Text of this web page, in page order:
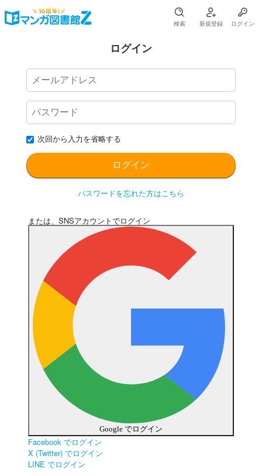
検索 新規登録 ログイン
ログイン
次回から入力を省略する
パスワードを忘れた方はこちら
または、SNSアカウントでログイン
Google でログイン
Facebook でログイン
X (Twitter) でログイン
LINE でログイン